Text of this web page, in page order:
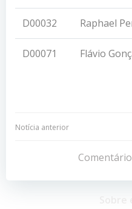
D00032 Raphael
D00071 Flávio
Navegação
Post
Notícia anterior